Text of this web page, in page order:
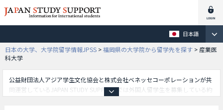
日本語
日本の大学、大学院留学情報JPSS >福岡県の大学院から留学先を探す > 産業医
科大学
公益財団法人アジア学生文化協会と株式会社ベネッセコーポレーションが共
同運営しているJAPAN STUDY SUPPORTでは外国人留学生を募集している約